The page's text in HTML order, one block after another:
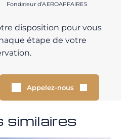
Fondateur d’AEROAFFAIRES
disposition pour vous
étape de votre
Appelez-nous